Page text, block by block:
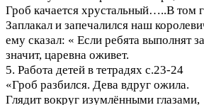
Гроб качается хрустальный…..В том
Заплакал и запечалился наш
ему сказал: « Если ребята выполнят
значит, царевна оживет.
5. Работа детей в тетрадях с.23-24
«Гроб разбился. Дева вдруг ожила.
Глядит вокруг изумлёнными глазами,